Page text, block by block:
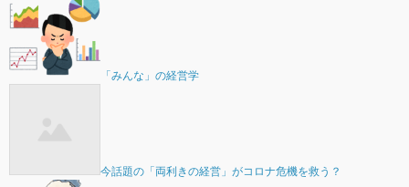
「みんな」の経営学
今話題の「両利きの経営」がコロナ危機を救う？